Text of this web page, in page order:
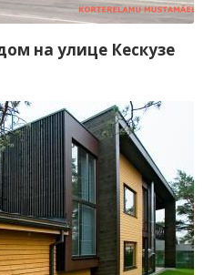
на улице Кескузе